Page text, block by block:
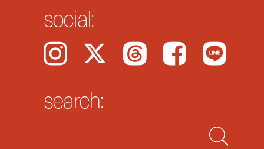
social:
Instagram 𝕏 Threads Facebook LINE
search: